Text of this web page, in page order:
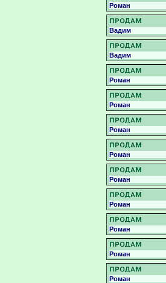
Роман
Вадим
Вадим
Роман
Роман
Роман
Роман
Роман
Роман
Роман
Роман
Роман